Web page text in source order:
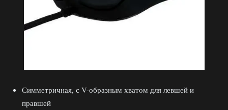
Симметричная, с V-образным хватом для левшей и
правшей